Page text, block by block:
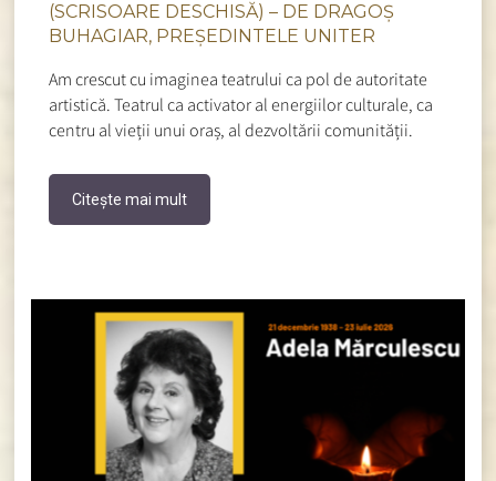
(SCRISOARE DESCHISĂ) – DE DRAGOȘ
BUHAGIAR, PREȘEDINTELE UNITER
Am crescut cu imaginea teatrului ca pol de autoritate
artistică. Teatrul ca activator al energiilor culturale, ca
centru al vieții unui oraș, al dezvoltării comunității.
Citește mai mult